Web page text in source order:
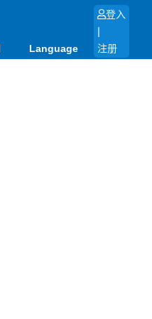
Language
登入
|
注册